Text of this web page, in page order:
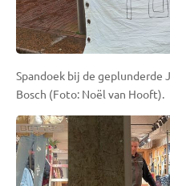
Spandoek bij de geplunderde
Bosch (Foto: Noël van Hooft).